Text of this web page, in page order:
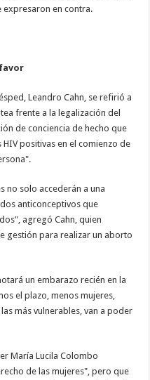
expresaron en contra.
Leandro Cahn, se refirió a
frente a la legalización del
de conciencia de hecho que
positivas en el comienzo de
no solo accederán a una
anticonceptivos que
agregó Cahn, quien
gestión para realizar un aborto
un embarazo recién en la
el plazo, menos mujeres,
más vulnerables, van a poder
María Lucila Colombo
de las mujeres", pero que